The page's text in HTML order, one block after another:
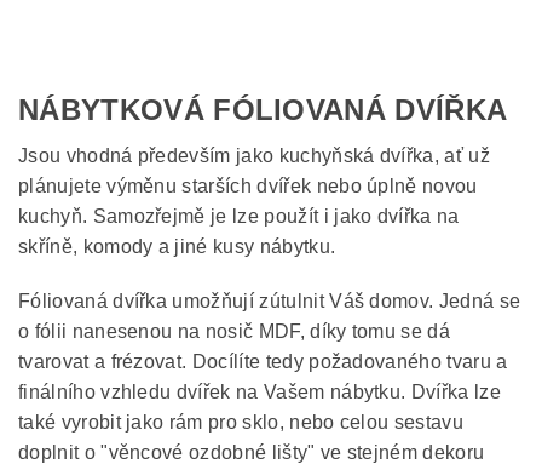
NÁBYTKOVÁ FÓLIOVANÁ DVÍŘKA
Jsou vhodná především jako kuchyňská dvířka, ať už
plánujete výměnu starších dvířek nebo úplně novou
kuchyň. Samozřejmě je lze použít i jako dvířka na
skříně, komody a jiné kusy nábytku.
Fóliovaná dvířka umožňují zútulnit Váš domov. Jedná se
o fólii nanesenou na nosič MDF, díky tomu se dá
tvarovat a frézovat. Docílíte tedy požadovaného tvaru a
finálního vzhledu dvířek na Vašem nábytku. Dvířka lze
také vyrobit jako rám pro sklo, nebo celou sestavu
doplnit o "věncové ozdobné lišty" ve stejném dekoru